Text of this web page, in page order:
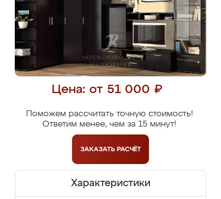
Цена: от 51 000 ₽
Поможем рассчитать точную стоимость!
Ответим менее, чем за 15 минут!
ЗАКАЗАТЬ РАСЧЁТ
Характеристики